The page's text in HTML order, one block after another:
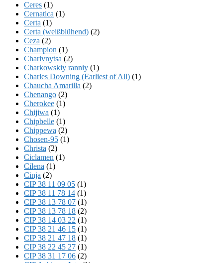
Ceres (1)
Cernatica (1)
Certa (1)
Certa (weißblühend) (2)
Ceza (2)
Champion (1)
Charivnytsa (2)
Charkowskiy ranniy (1)
Charles Downing (Earliest of All) (1)
Chaucha Amarilla (2)
Chenango (2)
Cherokee (1)
Chijiwa (1)
Chipbelle (1)
Chippewa (2)
Chosen-95 (1)
Christa (2)
Ciclamen (1)
Cilena (1)
Cinja (2)
CIP 38 11 09 05 (1)
CIP 38 11 78 14 (1)
CIP 38 13 78 07 (1)
CIP 38 13 78 18 (2)
CIP 38 14 03 22 (1)
CIP 38 21 46 15 (1)
CIP 38 21 47 18 (1)
CIP 38 22 45 27 (1)
CIP 38 31 17 06 (2)